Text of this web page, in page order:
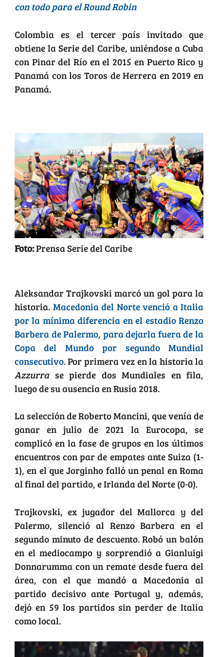
con todo para el Round Robin
Colombia es el tercer país invitado que
obtiene la Serie del Caribe, uniéndose a Cuba
con Pinar del Río en el 2015 en Puerto Rico y
Panamá con los Toros de Herrera en 2019 en
Panamá.
Foto:Prensa Serie del Caribe
Aleksandar Trajkovski marcó un gol para la
historia. Macedonia del Norte venció a Italia
por la mínima diferencia en el estadio Renzo
Barbera de Palermo, para dejarla fuera de la
Copa del Mundo por segundo Mundial
consecutivo. Por primera vez en la historia la
Azzurrase pierde dos Mundiales en fila,
luego de su ausencia en Rusia 2018.
La selección de Roberto Mancini, que venía de
ganar en julio de 2021 la Eurocopa, se
complicó en la fase de grupos en los últimos
encuentros con par de empates ante Suiza (1-
1), en el que Jorginho falló un penal en Roma
al final del partido, e Irlanda del Norte (0-0).
Trajkovski, ex jugador del Mallorca y del
Palermo, silenció al Renzo Barbera en el
segundo minuto de descuento. Robó un balón
en el mediocampo y sorprendió a Gianluigi
Donnarumma con un remate desde fuera del
área, con el que mandó a Macedonia al
partido decisivo ante Portugal y, además,
dejó en 59 los partidos sin perder de Italia
como local.